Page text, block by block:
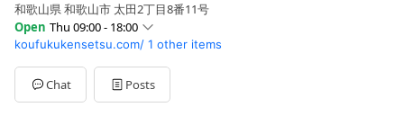
和歌山県 和歌山市 太田2丁目8番11号
Open Thu 09:00 - 18:00
Sun09:00 - 17:00
Mon09:00 - 18:00
Tue09:00 - 18:00
Wed09:00 - 18:00
koufukukensetsu.com/ 1 other items
Chat Posts